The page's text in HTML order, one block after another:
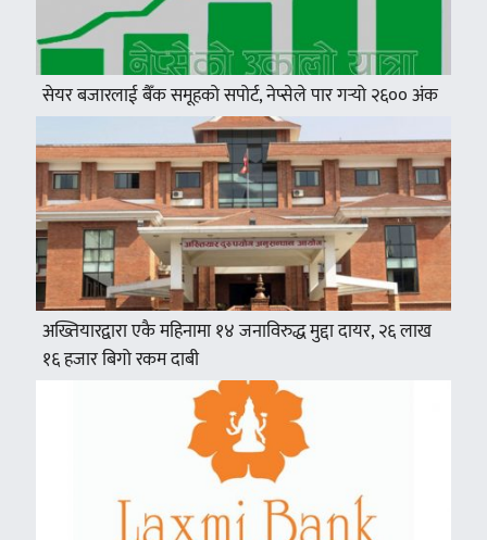
सेयर बजारलाई बैँक समूहको सपोर्ट, नेप्सेले पार गर्‍यो २६०० अंक
अख्तियारद्वारा एकै महिनामा १४ जनाविरुद्ध मुद्दा दायर, २६ लाख
१६ हजार बिगो रकम दाबी